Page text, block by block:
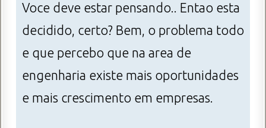
Voce deve estar pensando.. Entao esta
decidido, certo? Bem, o problema todo
e que percebo que na area de
engenharia existe mais oportunidades
e mais crescimento em empresas.